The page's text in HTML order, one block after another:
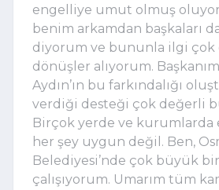
engelliye umut olmuş
benim arkamdan başkaları
diyorum ve bununla ilgi çok
dönüşler alıyorum.
Aydın’ın bu farkındalığı
verdiği desteği çok değerli
Birçok yerde ve
her şey uygun değil. Ben,
Belediyesi’nde çok büyük
çalışıyorum. Umarım tüm